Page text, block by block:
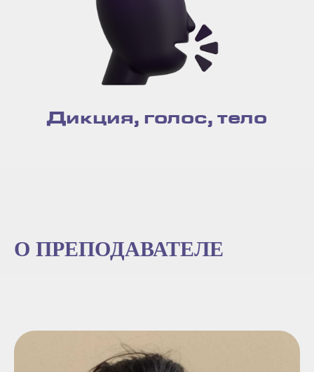
Дикция, голос, тело
О ПРЕПОДАВАТЕЛЕ